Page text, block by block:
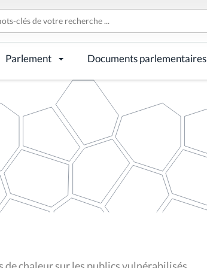
Parlement Documents parlementaires